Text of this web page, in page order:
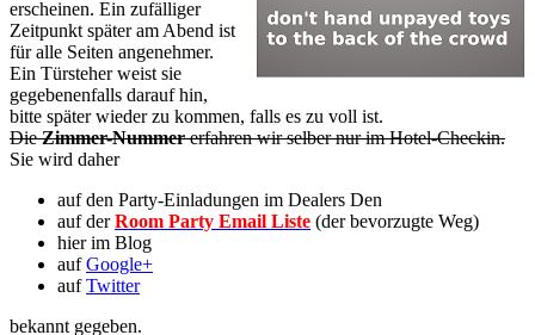
erscheinen. Ein zufälliger
Zeitpunkt später am Abend ist
für alle Seiten angenehmer.
Ein Türsteher weist sie
gegebenenfalls darauf hin,
bitte später wieder zu kommen, falls es zu voll ist.
DieZimmer-Nummererfahren wir selber nur im Hotel-Checkin.
Sie wird daher
auf den Party-Einladungen im Dealers Den
auf derRoom Party Email Liste (der bevorzugte Weg)
hier im Blog
aufGoogle+
aufTwitter
bekannt gegeben.